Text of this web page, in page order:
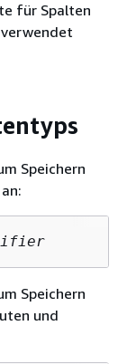
für Spalten
Speichern
Speichern
und